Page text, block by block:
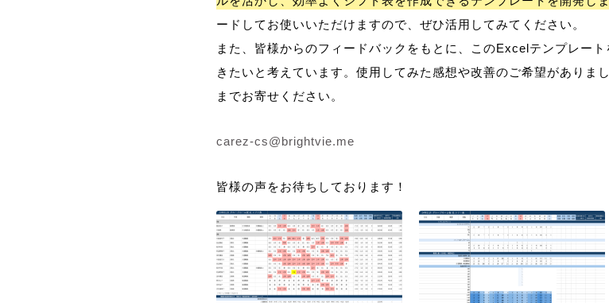
ードしてお使いいただけますので、ぜひ活用してみてください。
また、皆様からのフィードバックをもとに、このExcelテンプレー
きたいと考えています。使用してみた感想や改善のご希望がありま
までお寄せください。
carez-cs@brightvie.me
皆様の声をお待ちしております！